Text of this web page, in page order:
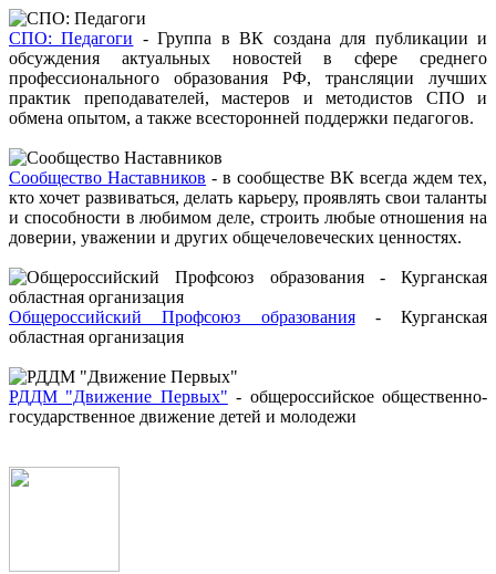
СПО: Педагоги - Группа в ВК создана для публикации и
обсуждения актуальных новостей в сфере среднего
профессионального образования РФ, трансляции лучших
практик преподавателей, мастеров и методистов СПО и
обмена опытом, а также всесторонней поддержки педагогов.
Сообщество Наставников - в сообществе ВК всегда ждем тех,
кто хочет развиваться, делать карьеру, проявлять свои таланты
и способности в любимом деле, строить любые отношения на
доверии, уважении и других общечеловеческих ценностях.
Общероссийский Профсоюз образования- Курганская
областная организация
РДДМ "Движение Первых" - общероссийское общественно-
государственное движение детей и молодежи